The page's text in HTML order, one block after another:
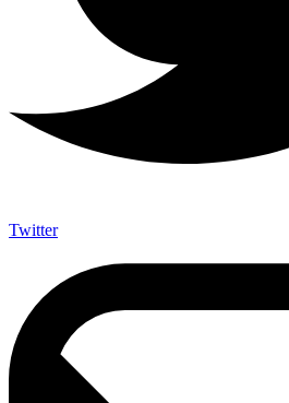
Twitter